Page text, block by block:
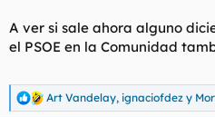
A ver si sale ahora alguno
el PSOE en la Comunidad
R
Art Vandelay, ignaciofdez y